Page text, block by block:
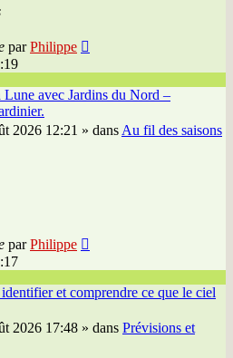
parPhilippe
Lune avec Jardins du Nord –
2026 12:21 » dans Au fil des saisons
parPhilippe
et comprendre ce que le ciel
2026 17:48 » dans Prévisions et